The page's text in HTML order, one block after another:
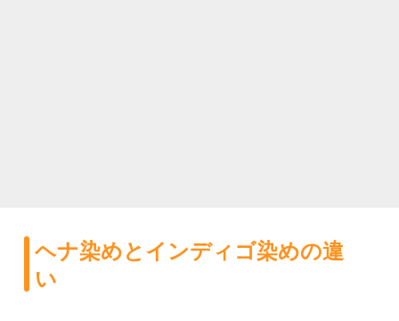
ヘナ染めとインディゴ染めの違
い